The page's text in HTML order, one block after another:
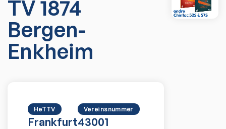
TV 1874
Bergen-
Enkheim
HeTTV
Frankfurt
Vereinsnummer
43001